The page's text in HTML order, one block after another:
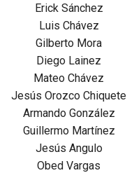
Erick Sánchez
Luis Chávez
Gilberto Mora
Diego Lainez
Mateo Chávez
Jesús Orozco Chiquete
Armando González
Guillermo Martínez
Jesús Angulo
Obed Vargas